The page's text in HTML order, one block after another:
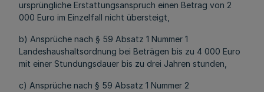
ursprüngliche Erstattungsanspruch einen Betrag von 2
000 Euro im Einzelfall nicht übersteigt,
b) Ansprüche nach § 59 Absatz 1 Nummer 1
Landeshaushaltsordnung bei Beträgen bis zu 4 000 Euro
mit einer Stundungsdauer bis zu drei Jahren stunden,
c) Ansprüche nach § 59 Absatz 1 Nummer 2